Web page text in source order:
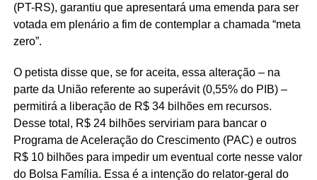
(PT-RS), garantiu que apresentará uma emenda para ser
votada em plenário a fim de contemplar a chamada “meta
zero”.
O petista disse que, se for aceita, essa alteração – na
parte da União referente ao superávit (0,55% do PIB) –
permitirá a liberação de R$ 34 bilhões em recursos.
Desse total, R$ 24 bilhões serviriam para bancar o
Programa de Aceleração do Crescimento (PAC) e outros
R$ 10 bilhões para impedir um eventual corte nesse valor
do Bolsa Família. Essa é a intenção do relator-geral do